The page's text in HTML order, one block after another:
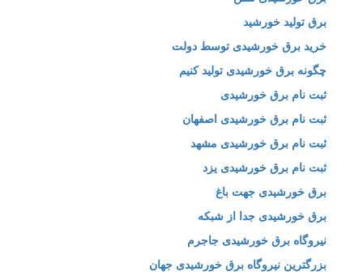
برق تولید خورشید
خرید برق خورشیدی توسط دولت
چگونه برق خورشیدی تولید کنیم
ثبت نام برق خورشیدی
ثبت نام برق خورشیدی اصفهان
ثبت نام برق خورشیدی مشهد
ثبت نام برق خورشیدی یزد
برق خورشیدی جهت باغ
برق خورشیدی جدا از شبکه
نیروگاه برق خورشیدی جاجرم
بزرگترین نیروگاه برق خورشیدی جهان